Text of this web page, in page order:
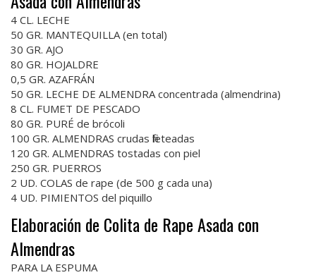
4 CL. LECHE
50 GR. MANTEQUILLA (en total)
30 GR. AJO
80 GR. HOJALDRE
0,5 GR. AZAFRÁN
50 GR. LECHE DE ALMENDRA concentrada (almendrina)
8 CL. FUMET DE PESCADO
80 GR. PURÉ de brócoli
100 GR. ALMENDRAS crudas fileteadas
120 GR. ALMENDRAS tostadas con piel
250 GR. PUERROS
2 UD. COLAS de rape (de 500 g cada una)
4 UD. PIMIENTOS del piquillo
Elaboración de Colita de Rape Asada con
Almendras
PARA LA ESPUMA